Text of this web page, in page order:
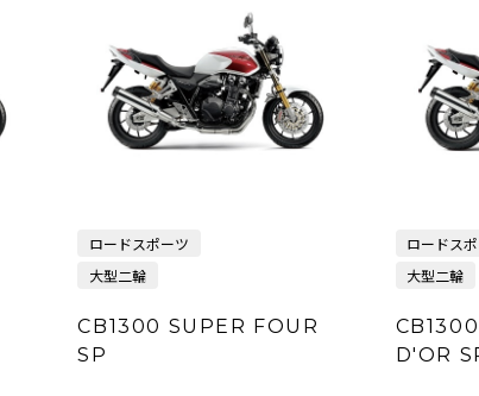
ロードスポーツ
大型二輪
CB1300 SUPER FOUR
SP
ロードス
大型二輪
D'OR